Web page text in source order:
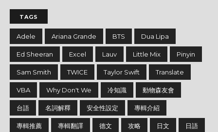
TAGS
Adele Ariana Grande BTS Dua Lipa
Ed Sheeran Excel Lauv Little Mix Pinyin
Sam Smith TWICE Taylor Swift Translate
VBA Why Don't We 冷知識 動物森友會
台語 名詞解釋 安全性設定 專輯介紹
專輯推薦 專輯翻譯 德文 攻略 日文 日語